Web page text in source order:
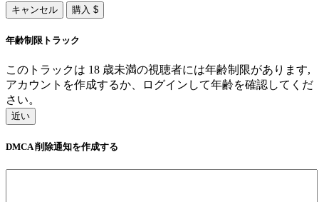
キャンセル 購入 $
年齢制限トラック
このトラックは 18 歳未満の視聴者には年齢制限があります,
アカウントを作成するか、ログインして年齢を確認してくだ
さい。
近い
DMCA 削除通知を作成する